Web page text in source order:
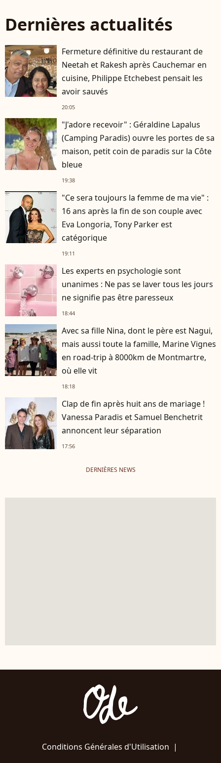
Dernières actualités
Fermeture définitive du restaurant de
Neetah et Rakesh après Cauchemar en
cuisine, Philippe Etchebest pensait les
avoir sauvés
20:05
"J'adore recevoir" : Géraldine Lapalus
(Camping Paradis) ouvre les portes de sa
maison, petit coin de paradis sur la Côte
bleue
19:38
"Ce sera toujours la femme de ma vie" :
16 ans après la fin de son couple avec
Eva Longoria, Tony Parker est
catégorique
19:11
Les experts en psychologie sont
unanimes : Ne pas se laver tous les jours
ne signifie pas être paresseux
18:44
Avec sa fille Nina, dont le père est Nagui,
mais aussi toute la famille, Marine Vignes
en road-trip à 8000km de Montmartre,
où elle vit
18:18
Clap de fin après huit ans de mariage !
Vanessa Paradis et Samuel Benchetrit
annoncent leur séparation
17:56
DERNIÈRES NEWS
Conditions Générales d'Utilisation |